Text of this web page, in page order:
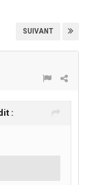
SUIVANT
: